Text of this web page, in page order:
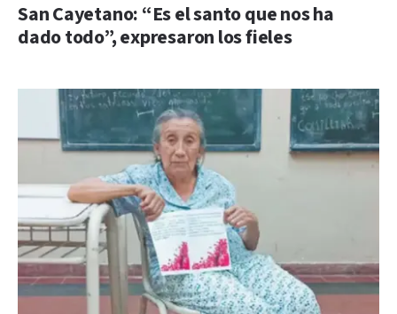
San Cayetano: “Es el santo que nos ha
dado todo”, expresaron los fieles